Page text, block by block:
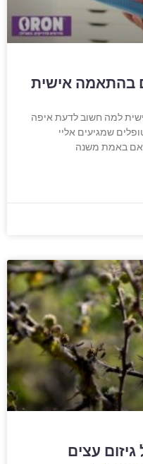
בהתאמה אישית
למה חשוב לדעת איפה
שמגיעים אליי
באמת משנה
עצים